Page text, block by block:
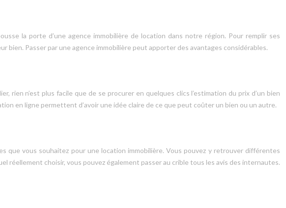
la porte d’une agence immobilière de location dans notre région. Pour remplir ses
bien. Passer par une agence immobilière peut apporter des avantages considérables.
rien n’est plus facile que de se procurer en quelques clics l’estimation du prix d’un bien
en ligne permettent d’avoir une idée claire de ce que peut coûter un bien ou un autre.
que vous souhaitez pour une location immobilière. Vous pouvez y retrouver différentes
réellement choisir, vous pouvez également passer au crible tous les avis des internautes.